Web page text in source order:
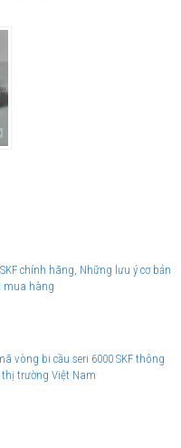
chính hãng, Những lưu ý cơ bản
mua hàng
vòng bi cầu seri 6000 SKF thông
trường Việt Nam